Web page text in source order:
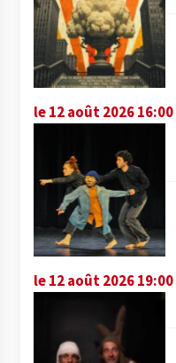
le 12 août 2026 16:00
le 12 août 2026 19:00